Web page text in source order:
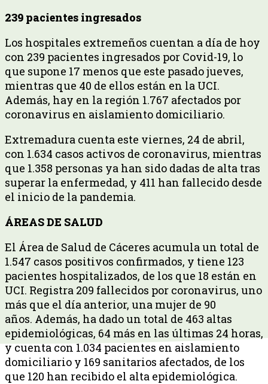
239 pacientes ingresados
Los hospitales extremeños cuentan a día de hoy
con 239 pacientes ingresados por Covid-19, lo
que supone 17 menos que este pasado jueves,
mientras que 40 de ellos están en la UCI.
Además, hay en la región 1.767 afectados por
coronavirus en aislamiento domiciliario.
Extremadura cuenta este viernes, 24 de abril,
con 1.634 casos activos de coronavirus, mientras
que 1.358 personas ya han sido dadas de alta tras
superar la enfermedad, y 411 han fallecido desde
el inicio de la pandemia.
ÁREAS DE SALUD
El Área de Salud de Cáceres acumula un total de
1.547 casos positivos confirmados, y tiene 123
pacientes hospitalizados, de los que 18 están en
UCI. Registra 209 fallecidos por coronavirus, uno
más que el día anterior, una mujer de 90
años. Además, ha dado un total de 463 altas
epidemiológicas, 64 más en las últimas 24 horas,
y cuenta con 1.034 pacientes en aislamiento
domiciliario y 169 sanitarios afectados, de los
que 120 han recibido el alta epidemiológica.